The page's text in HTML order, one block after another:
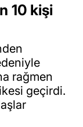
10 kişi
rağmen
geçirdi.